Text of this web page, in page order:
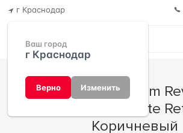
г Краснодар
Ваш город
г Краснодар
Верно Изменить
Reves Choco Matte
Коричневый